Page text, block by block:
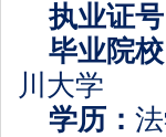
执业证号
毕业院校
川大学
学历：